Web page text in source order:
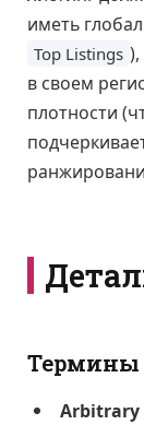
иметь
Top Listings
в своем
плотности
Термины
Arbitrary